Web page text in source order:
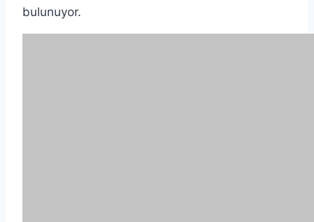
bulunuyor.